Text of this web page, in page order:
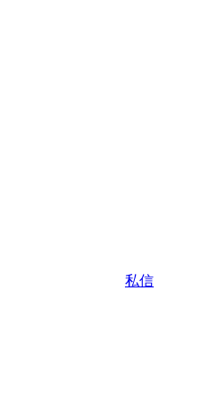
私信